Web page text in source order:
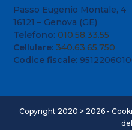
Passo Eugenio Montale, 4
16121 – Genova (GE)
Telefono:010.58.33.55
Cellulare:340.63.65.750
Codice fiscale:
Copyright 2020 > 2026 -